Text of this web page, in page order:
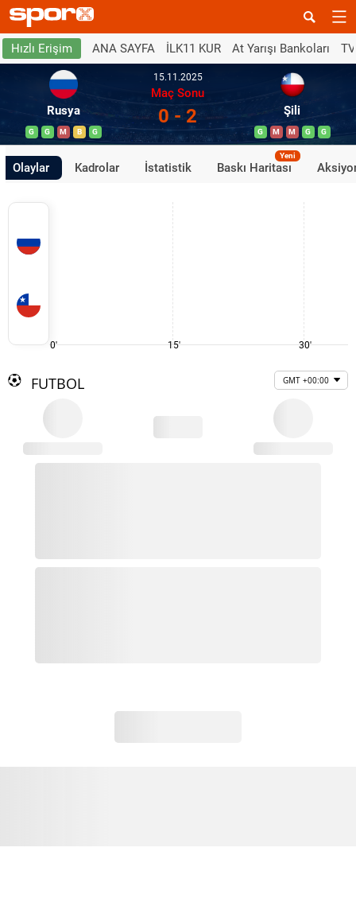
Hızlı Erişim ANA SAYFA İLK11 KUR At Yarışı Bankoları
Rusya
G G M B G
15.11.2025
Maç Sonu
0 - 2 Şili
G M M G G
Olaylar Kadrolar İstatistik Baskı Haritası
Yeni
0' 15' 30'
FUTBOL GMT +00:00